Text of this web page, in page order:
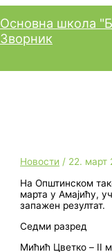
Пређи
на
садржај
Основна школа
Зворник
Главни
географије
Новости / 22. март
На Општинском
марта у Амајићу,
запажен резултат.
Седми разред
Мићић Цветко – II